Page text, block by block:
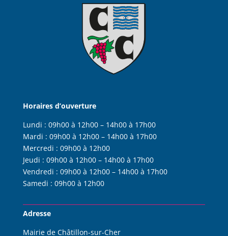
Horaires d’ouverture
Lundi : 09h00 à 12h00 – 14h00 à 17h00
Mardi : 09h00 à 12h00 – 14h00 à 17h00
Mercredi : 09h00 à 12h00
Jeudi : 09h00 à 12h00 – 14h00 à 17h00
Vendredi : 09h00 à 12h00 – 14h00 à 17h00
Samedi : 09h00 à 12h00
Adresse
Mairie de Châtillon-sur-Cher